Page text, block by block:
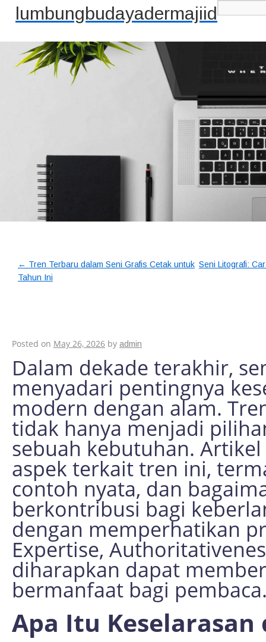
lumbungbudayadermajiid
← Tren Terbaru dalam Seni Grafis Cetak untuk
Tahun Ini
Seni Litografi:
Posted on May 26, 2026 by admin
Dalam dekade terakhir,
menyadari pentingnya
modern dengan alam.
tidak hanya menjadi
sebuah kebutuhan.
aspek terkait tren ini,
contoh nyata, dan
berkontribusi bagi
dengan memperhatikan
Expertise,
diharapkan dapat
bermanfaat bagi
Apa Itu Keselarasan